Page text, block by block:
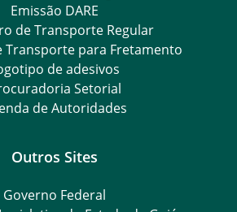
Emissão DARE
de Transporte Regular
Transporte para Fretamento
de adesivos
Setorial
de Autoridades
Outros Sites
Governo Federal